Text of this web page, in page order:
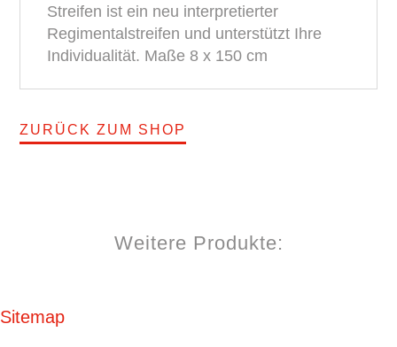
Streifen ist ein neu interpretierter
Regimentalstreifen und unterstützt Ihre
Individualität. Maße 8 x 150 cm
ZURÜCK ZUM SHOP
Weitere Produkte:
Sitemap